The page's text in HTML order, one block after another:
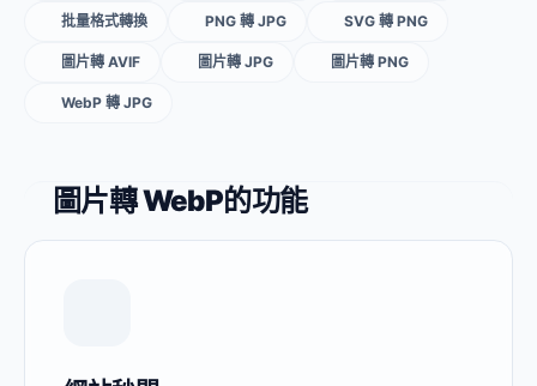
批量格式轉換 PNG 轉 JPG SVG 轉 PNG
圖片轉 AVIF 圖片轉 JPG 圖片轉 PNG
WebP 轉 JPG
圖片轉 WebP的功能